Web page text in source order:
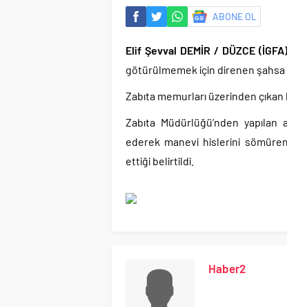
ABONE OL
Elif Şevval DEMİR / DÜZCE
götürülmemek için direnen şahsa
Zabıta memurları üzerinden
Zabıta Müdürlüğü’nden
ederek manevi hislerini
ettiği belirtildi.
Haber2